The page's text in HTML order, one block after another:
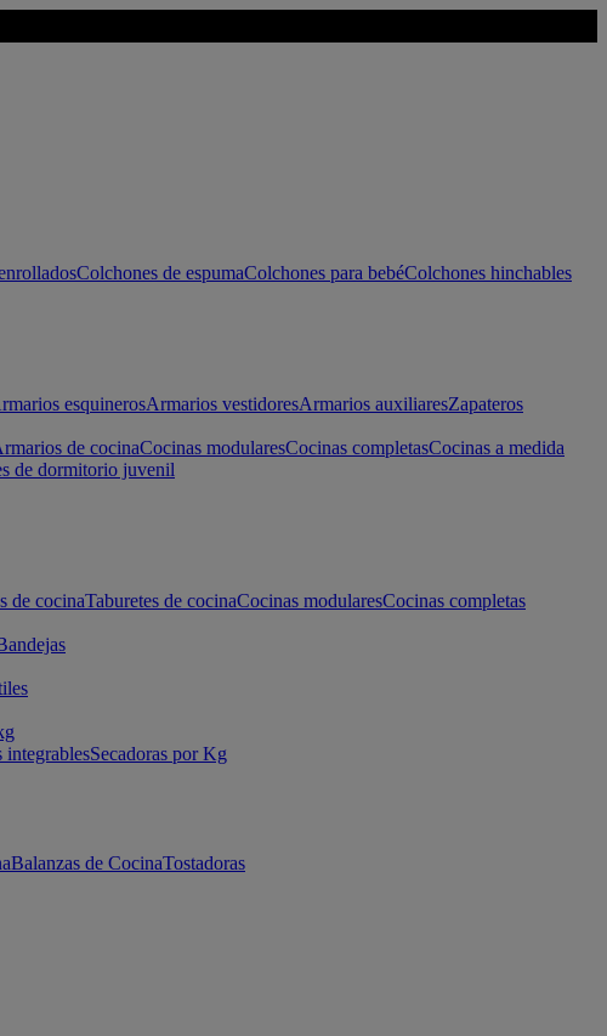
Colchones de espumaColchones para bebéColchones hinchables
esquinerosArmarios vestidoresArmarios auxiliaresZapateros
de cocinaCocinas modularesCocinas completasCocinas a medida
de dormitorio juvenil
de cocinaTaburetes de cocinaCocinas modularesCocinas completas
integrablesSecadoras por Kg
Balanzas de CocinaTostadoras